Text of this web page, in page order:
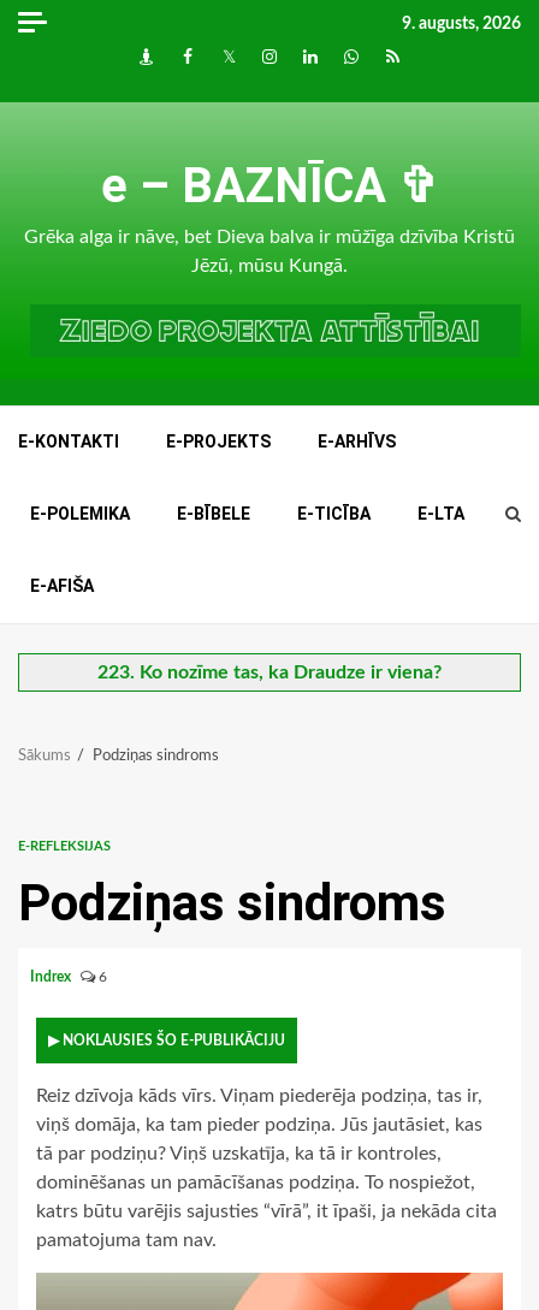
Skip
9. augusts, 2026
DraugiemFacebook
TwitterInstagram
LinkedInwhatsapp
RSS
e – BAZNĪCA ✞
Grēka alga ir nāve, bet Dieva balva ir mūžīga dzīvība Kristū
Jēzū, mūsu Kungā.
E-KONTAKTI E-PROJEKTS E-ARHĪVS
E-POLEMIKA E-BĪBELE E-TICĪBA E-LTA
E-AFIŠA
223. Ko nozīme tas, ka Draudze ir viena?
Sākums Podziņas sindroms
E-REFLEKSIJAS
Podziņas sindroms
Indrex 6
▶ NOKLAUSIES ŠO E-PUBLIKĀCIJU
Reiz dzīvoja kāds vīrs. Viņam piederēja podziņa, tas ir,
viņš domāja, ka tam pieder podziņa. Jūs jautāsiet, kas
tā par podziņu? Viņš uzskatīja, ka tā ir kontroles,
dominēšanas un pamācīšanas podziņa. To nospiežot,
katrs būtu varējis sajusties “vīrā”, it īpaši, ja nekāda cita
pamatojuma tam nav.